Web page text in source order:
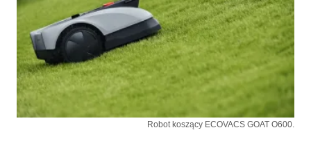
Robot koszący ECOVACS GOAT O600.